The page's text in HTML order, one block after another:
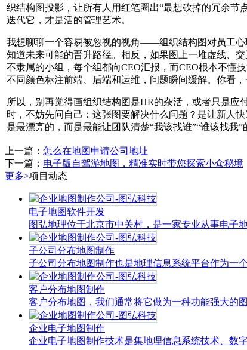
织结构图投影，让所有人用红笔圈出“最想砍掉的冗余节
迭代它，才是活的管理艺术。
我想聊聊一个容易被忽视的视角——组织结构图对员工心
知道未来可能的晋升路径。相反，如果图上一堆虚线、
不隶属的小组，每个组都向CEO汇报，而CEO根本不懂
不同颜色标注前端、后端和运维，问题瞬间缓解。你看
所以，别再觉得画组织结构图是HR的杂活，或者只是
时，不妨先问自己：这张图要解决什么问题？是让新人
是最漂亮的，而是最能让团队清楚“我该找谁”“谁该找我”
上一篇： 怎么在地图申请公司地址
下一篇： 电子版自驾游地图，精准实时带您探索小众秘境
更多>项目动态
电子地图软件开发
图弘地理位于北京市中关村，是一家专业从事电子地
子公司分布地图制作
子公司分布地图制作也是地理信息系统平台作为一个
客户分布地图制作
客户分布地图，我们通常将它做为一种功能强大的图
企业电子地图制作
企业电子地图制作技术是集地理信息系统技术、数字